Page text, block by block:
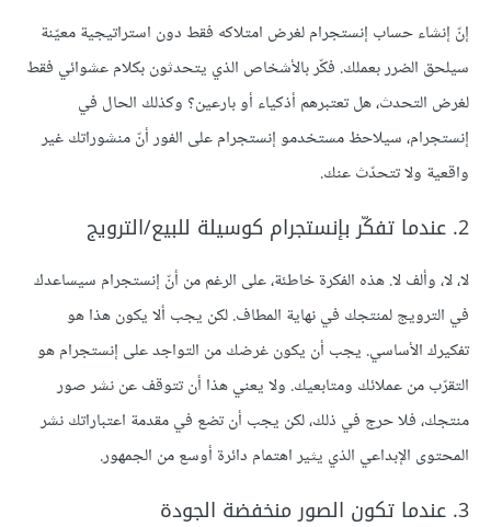
إنّ إنشاء حساب إنستجرام لغرض امتلاكه فقط دون استراتيجية معيّنة
سيلحق الضرر بعملك. فكّر بالأشخاص الذي يتحدثون بكلام عشوائي فقط
لغرض التحدث، هل تعتبرهم أذكياء أو بارعين؟ وكذلك الحال في
إنستجرام، سيلاحظ مستخدمو إنستجرام على الفور أنّ منشوراتك غير
واقعية ولا تتحدّث عنك.
2. عندما تفكّر بإنستجرام كوسيلة للبيع/الترويج
لا، لا، وألف لا. هذه الفكرة خاطئة، على الرغم من أنّ إنستجرام سيساعدك
في الترويج لمنتجك في نهاية المطاف. لكن يجب ألا يكون هذا هو
تفكيرك الأساسي. يجب أن يكون غرضك من التواجد على إنستجرام هو
التقرّب من عملائك ومتابعيك. ولا يعني هذا أن تتوقف عن نشر صور
منتجك، فلا حرج في ذلك، لكن يجب أن تضع في مقدمة اعتباراتك نشر
المحتوى الإبداعي الذي يثير اهتمام دائرة أوسع من الجمهور.
3. عندما تكون الصور منخفضة الجودة